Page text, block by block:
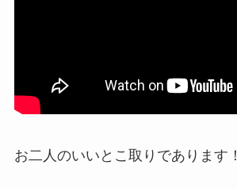
お二人のいいとこ取りであります！